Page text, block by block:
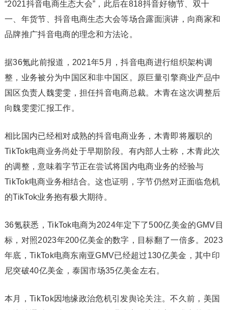
“2021抖音电商生态大会”，此后在818抖音好物节、双十
一、年货节、抖音电商生态大会等场合露面演讲，向商家和
品牌推广抖音电商的理念和方法论。
据36氪此前报道，2021年5月，抖音电商进行组织架构调
整，业务被分为中国区和非中国区。原巨量引擎商业产品中
国区负责人魏雯雯，担任抖音电商总裁。木青在这次调整后
向魏雯雯汇报工作。
相比国内已经相对成熟的抖音电商业务，木青即将履职的
TikTok电商业务尚处于早期阶段。有内部人士称，木青此次
的调整，意味着字节正在尝试将国内电商业务的经验与
TikTok电商业务相结合。这也证明，字节仍然对正面临危机
的TikTok业务抱有极大期待。
36氪获悉，TikTok电商为2024年定下了500亿美金的GMV目
标，对照2023年200亿美金的数字，目标翻了一倍多。2023
年底，TikTok电商东南亚GMV已经超过130亿美金，其中印
尼突破40亿美金，泰国市场35亿美金左右。
本月，TikTok因地缘政治危机引发舆论关注。不久前，美国